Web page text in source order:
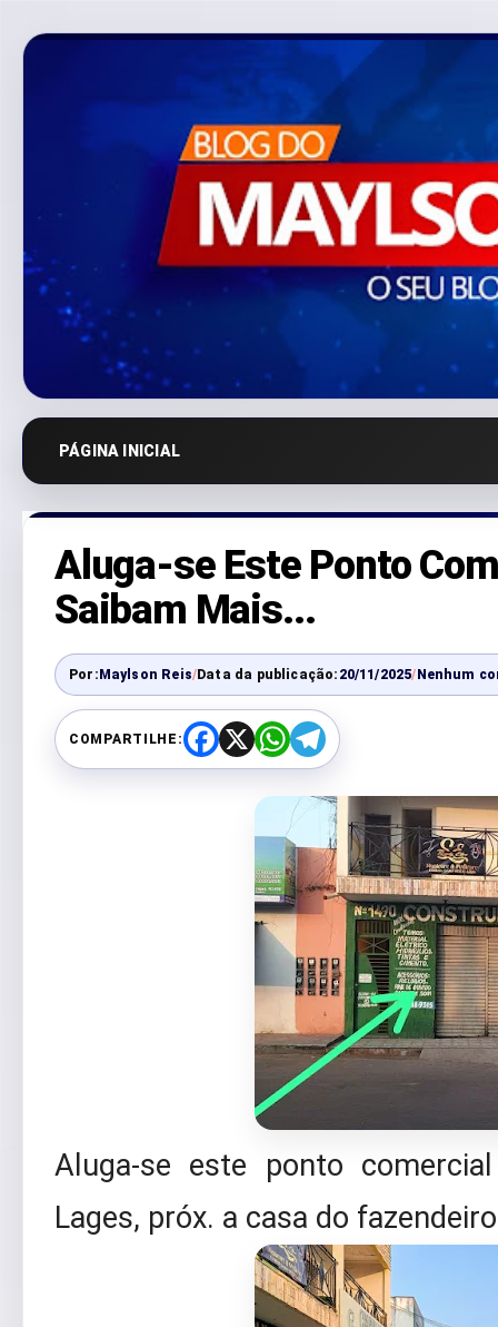
PÁGINA INICIAL
Aluga-se Este Ponto
Saibam Mais...
Por:Maylson Reis/Data da publicação: 20/11/2025/Nenhum
COMPARTILHE:
F
a
X
W
h
t
A
p
p
T
e
e
a
m
Aluga-se este ponto
Lages, próx. a casa do